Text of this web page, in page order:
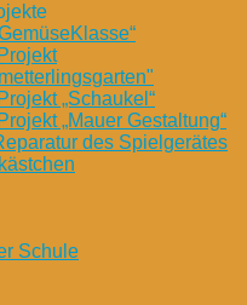
„Schaukel“
„Mauer Gestaltung“
des Spielgerätes
Schule